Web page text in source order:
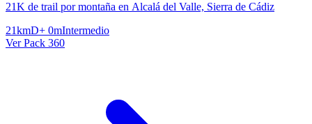
21K de trail por montaña en Alcalá del Valle, Sierra de Cádiz
21kmD+ 0mIntermedio
Ver Pack 360